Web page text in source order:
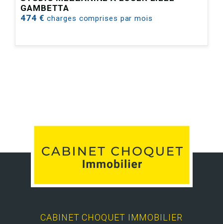
GAMBETTA
474 €charges comprises par mois
CABINET CHOQUET IMMOBILIER